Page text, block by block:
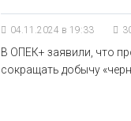
04.11.2024 в 19:33
В ОПЕК+ заявили, что
сокращать добычу